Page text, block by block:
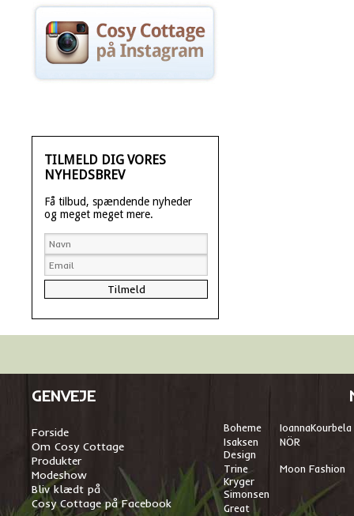
TILMELD DIG VORES
NYHEDSBREV
Få tilbud, spændende nyheder
og meget meget mere.
GENVEJE
Forside
Om Cosy Cottage
Produkter
Modeshow
Bliv klædt på
Cosy Cottage på Facebook
Boheme IoannaKourbela
Isaksen
Design
NÖR
Trine
Kryger
Simonsen
Moon Fashion
Great